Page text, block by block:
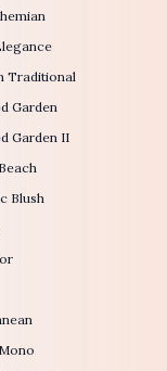
Traditional
Garden
Garden II
Blush